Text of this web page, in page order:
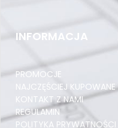
PRZEDZIAŁ
Pocztex Kurier M
PRZEKŁADKI
NAROŻNIKI
PRZEDZIAŁ
InPost Gabaryt B
INFORMACJA
PROMOCJE
NAJCZĘŚCIEJ KUPOWANE
KONTAKT Z NAMI
REGULAMIN
POLITYKA PRYWATNOŚCI